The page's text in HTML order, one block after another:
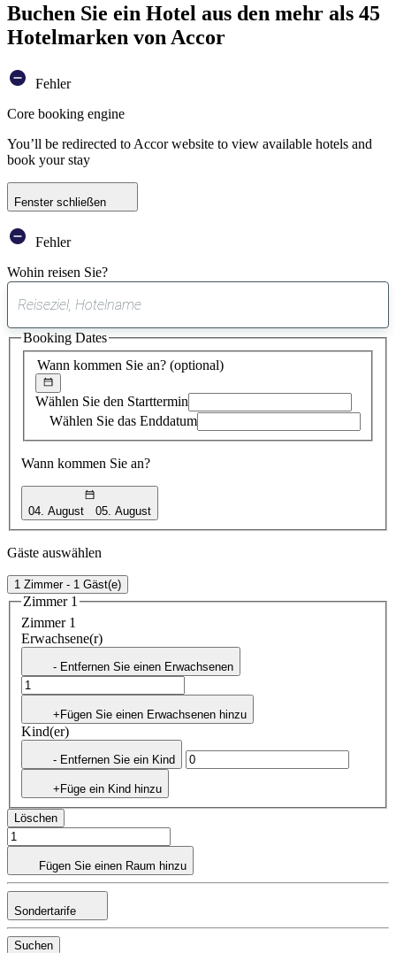
Buchen Sie ein Hotel aus den mehr als 45
Hotelmarken von Accor
Fehler
Core booking engine
You’ll be redirected to Accor website to view available hotels and
book your stay
Fenster schließen
Fehler
Wohin reisen Sie?
gefundener
Vorschlag
Wann kommen Sie an? (optional)
Wählen Sie den Starttermin
Wählen Sie das Enddatum
Wann kommen Sie an?
04. August 05. August
Booking Dates
Gäste auswählen
1 Zimmer - 1 Gäst(e)
Zimmer 1
Zimmer 1
Erwachsene(r)
- Entfernen Sie einen Erwachsenen
+Fügen Sie einen Erwachsenen hinzu
Kind(er)
- Entfernen Sie ein Kind
+Füge ein Kind hinzu
Löschen
Fügen Sie einen Raum hinzu
Sondertarife
Suchen